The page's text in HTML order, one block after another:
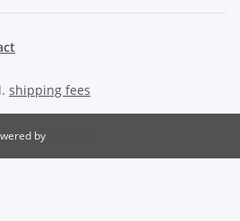
shipping fees
by